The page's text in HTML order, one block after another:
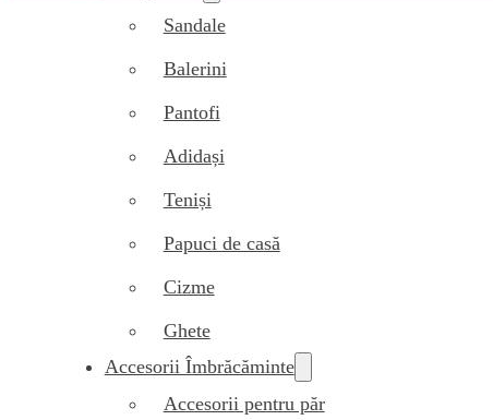
Sandale
Balerini
Pantofi
Adidași
Teniși
Papuci de casă
Cizme
Ghete
Accesorii Îmbrăcăminte
Accesorii pentru păr